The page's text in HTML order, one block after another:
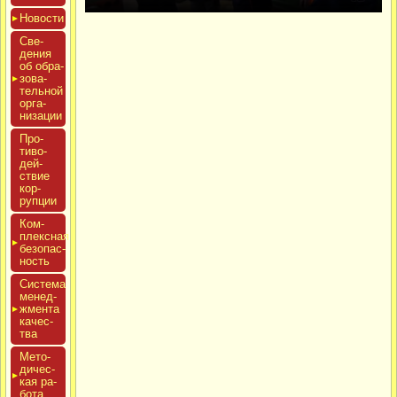
Новос­ти
Све­
дения
об об­ра­
зова­
тель­ной
ор­га­
низа­ции
Про­
тиво­
дей­
ствие
кор­
рупции
Ком­
плексная
бе­зопас­
ность
Сис­те­ма
ме­нед­
жмен­та
ка­чес­
тва
Мето­
дичес­
кая ра­
бота